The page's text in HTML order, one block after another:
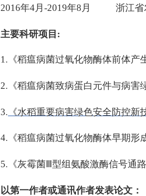
2016年4月 -2019年8 月 浙江省农
主要科研项目:
1. 《稻瘟病菌过氧化物酶体前体产
2. 《稻瘟病菌致病蛋白元件与病
3. 《水稻重要病害绿色安全防控新
4. 《稻瘟病菌过氧化物酶体早期
5. 《灰霉菌 型组氨酸激酶信号通
以第一作者或通讯作者发表论文：